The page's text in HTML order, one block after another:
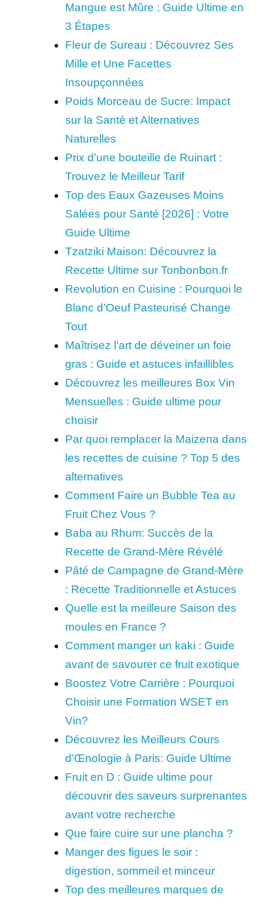
Mangue est Mûre : Guide Ultime en
3 Étapes
Fleur de Sureau : Découvrez Ses
Mille et Une Facettes
Insoupçonnées
Poids Morceau de Sucre: Impact
sur la Santé et Alternatives
Naturelles
Prix d’une bouteille de Ruinart :
Trouvez le Meilleur Tarif
Top des Eaux Gazeuses Moins
Salées pour Santé [2026] : Votre
Guide Ultime
Tzatziki Maison: Découvrez la
Recette Ultime sur Tonbonbon.fr
Revolution en Cuisine : Pourquoi le
Blanc d’Oeuf Pasteurisé Change
Tout
Maîtrisez l’art de déveiner un foie
gras : Guide et astuces infaillibles
Découvrez les meilleures Box Vin
Mensuelles : Guide ultime pour
choisir
Par quoi remplacer la Maizena dans
les recettes de cuisine ? Top 5 des
alternatives
Comment Faire un Bubble Tea au
Fruit Chez Vous ?
Baba au Rhum: Succès de la
Recette de Grand-Mère Révélé
Pâté de Campagne de Grand-Mère
: Recette Traditionnelle et Astuces
Quelle est la meilleure Saison des
moules en France ?
Comment manger un kaki : Guide
avant de savourer ce fruit exotique
Boostez Votre Carrière : Pourquoi
Choisir une Formation WSET en
Vin?
Découvrez les Meilleurs Cours
d’Œnologie à Paris: Guide Ultime
Fruit en D : Guide ultime pour
découvrir des saveurs surprenantes
avant votre recherche
Que faire cuire sur une plancha ?
Manger des figues le soir :
digestion, sommeil et minceur
Top des meilleures marques de